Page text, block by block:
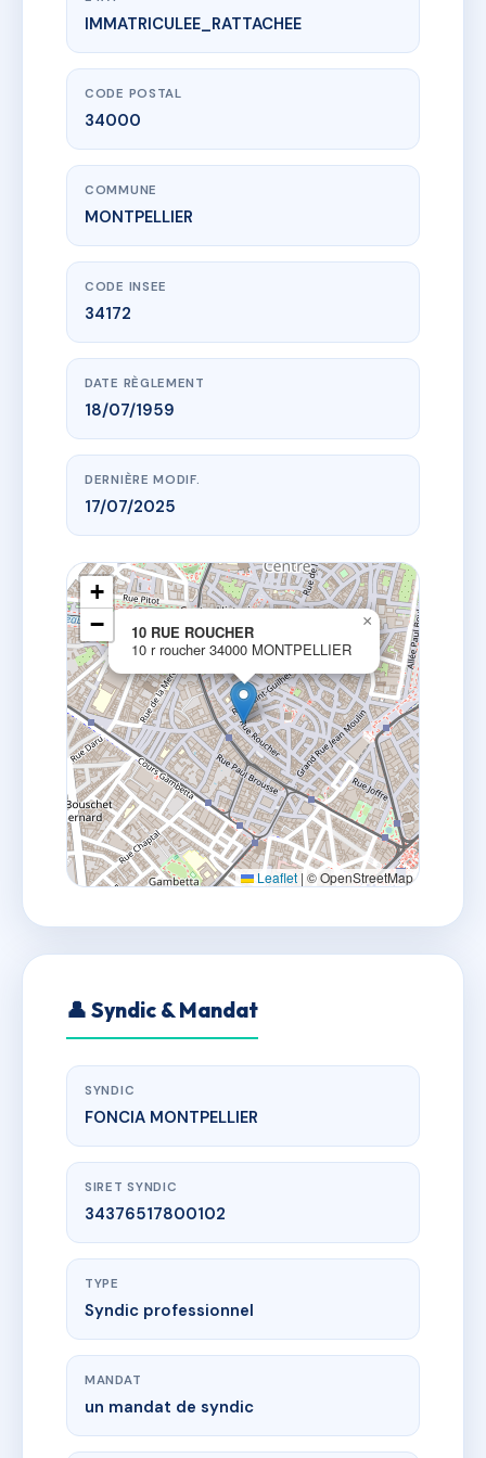
www.vme.plus/AC6611651
10 RUE ROUCHER
10 r roucher34000 MONTPELLIER
IMMATRICULEE_RATTACHEE
CODE POSTAL
34000
COMMUNE
MONTPELLIER
CODE INSEE
34172
DATE RÈGLEMENT
18/07/1959
DERNIÈRE MODIF.
17/07/2025
10 RUE ROUCHER
10 r roucher 34000 MONTPELLIER
×
+
−
Leaflet | © OpenStreetMap
👤 Syndic & Mandat
SYNDIC
FONCIA MONTPELLIER
SIRET SYNDIC
34376517800102
TYPE
Syndic professionnel
MANDAT
un mandat de syndic